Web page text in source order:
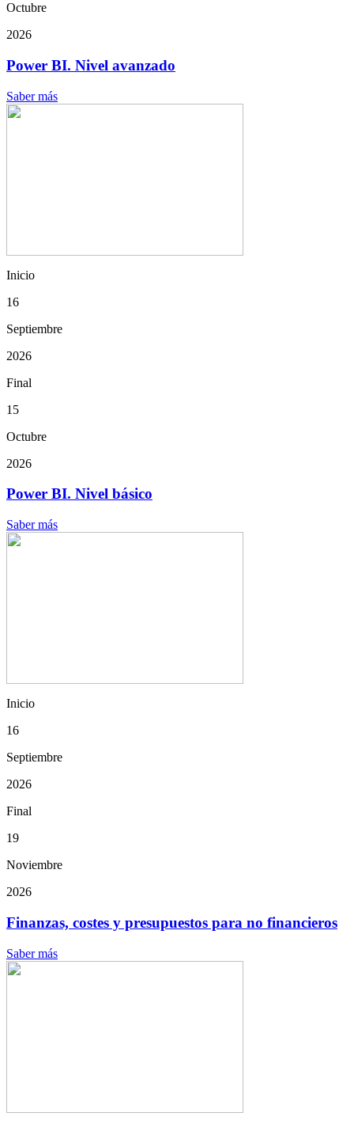
Octubre
2026
Power BI. Nivel avanzado
Saber más
Inicio
16
Septiembre
2026
Final
15
Octubre
2026
Power BI. Nivel básico
Saber más
Inicio
16
Septiembre
2026
Final
19
Noviembre
2026
Finanzas, costes y presupuestos para no financieros
Saber más